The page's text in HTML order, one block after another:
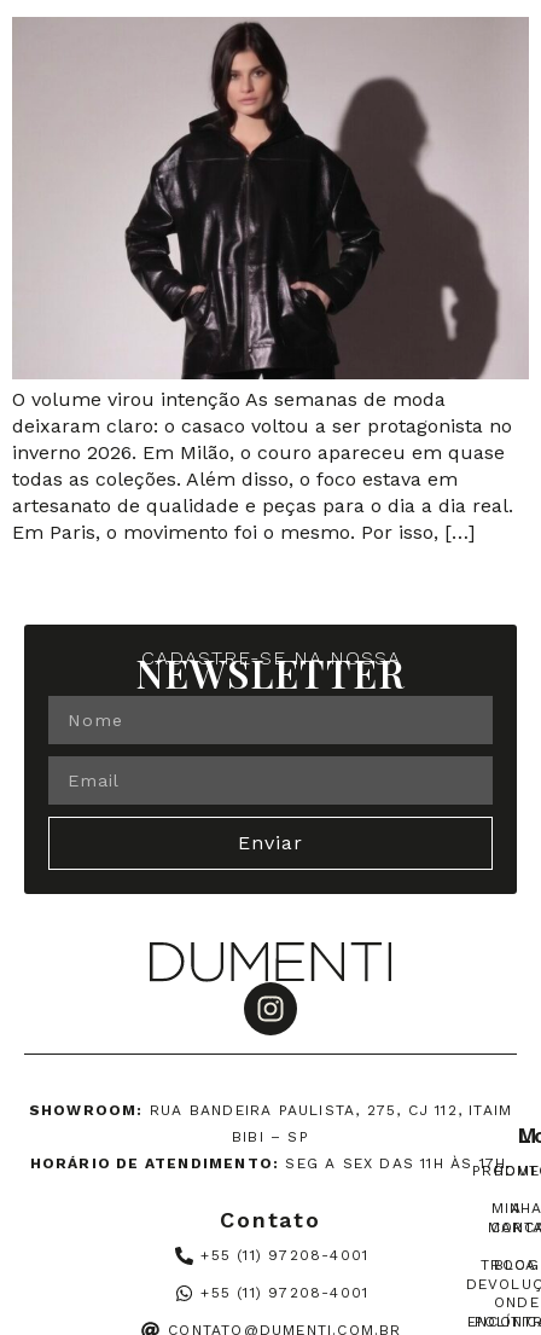
O volume virou intenção As semanas de moda
deixaram claro: o casaco voltou a ser protagonista no
inverno 2026. Em Milão, o couro apareceu em quase
todas as coleções. Além disso, o foco estava em
artesanato de qualidade e peças para o dia a dia real.
Em Paris, o movimento foi o mesmo. Por isso, […]
CADASTRE-SE NA NOSSA
NEWSLETTER
Enviar
HOME
A
BLOG
ONDE
TROCA
SHOWROOM:
RUA BANDEIRA PAULISTA, 275, CJ 112, ITAIM
BIBI – SP
HORÁRIO DE ATENDIMENTO: SEG A SEX DAS 11H ÀS 17H.
Contato
+55 (11) 97208-4001
+55 (11) 97208-4001
CONTATO@DUMENTI.COM.BR